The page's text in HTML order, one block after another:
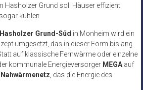
Hasholzer Grund soll Häuser effizient
kühlen
Hasholzer Grund-Süd in Monheim wird ein
umgesetzt, das in dieser Form bislang
auf klassische Fernwärme oder einzelne
kommunale Energieversorger MEGAauf
, das die Energie des